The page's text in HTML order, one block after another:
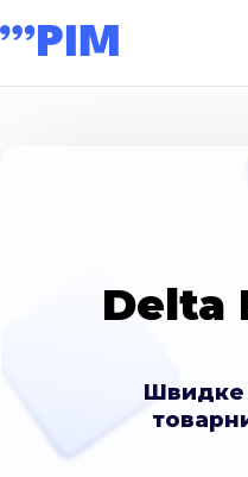
Delta
Швидке